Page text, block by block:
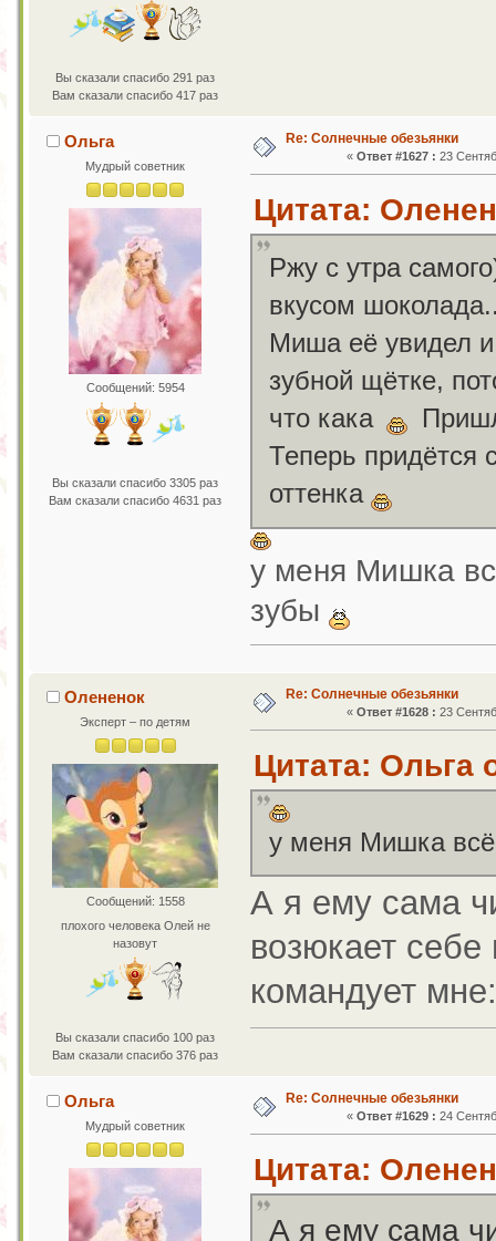
Вы сказали спасибо 291 раз
Вам сказали спасибо 417 раз
Ольга
Мудрый советник
Сообщений: 5954
Вы сказали спасибо 3305 раз
Вам сказали спасибо 4631 раз
Re: Солнечные обезьянки
«Ответ #1627 : 23
Цитата:
Ржу с утра
вкусом
Миша её увидел
зубной щётке,
что кака
Теперь придётся
оттенка
у меня Мишка
зубы
Олененок
Эксперт – по детям
Сообщений: 1558
плохого человека Олей не
назовут
Вы сказали спасибо 100 раз
Вам сказали спасибо 376 раз
Re: Солнечные обезьянки
«Ответ #1628 : 23
Цитата: Ольга
у меня Мишка
А я ему сама
возюкает
командует
Ольга
Мудрый советник
Re: Солнечные обезьянки
«Ответ #1629 : 24
Цитата:
А я ему сама